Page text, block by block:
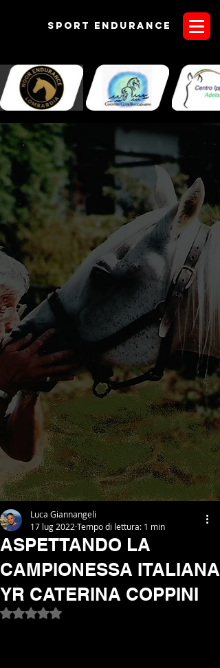
Sport endurANCE
ASPETTANDO LA
CAMPIONESSA ITALIANA
YR CATERINA COPPINI
Luca Giannangeli
17 lug 2022 Tempo di lettura: 1 min
Valutazione NaN stelle su 5.